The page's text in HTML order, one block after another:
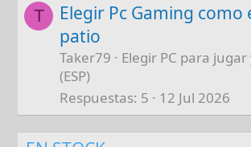
T
Elegir Pc Gaming como
patio
Taker79
Elegir PC para
(ESP)
Respuestas 5 12 Jul 2026